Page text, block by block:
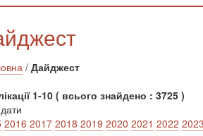
/ Дайджест
1-10 ( всього знайдено : 3725 )
2016 2017 2018 2019 2020 2021 2022